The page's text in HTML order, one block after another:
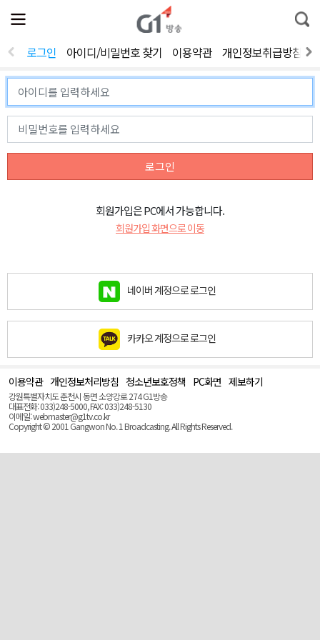
전
체
뉴
열
통
합
색
로그인 아이디/비밀번호 찾기 이용약관 개인정보취급방침
로그인
회원가입은 PC에서 가능합니다.
회원가입 화면으로 이동
네이버 계정으로 로그인
카카오 계정으로 로그인
이용약관 개인정보처리방침 청소년보호정책 PC화면 제보하기
강원특별자치도 춘천시 동면 소양강로 274 G1방송
대표전화: 033)248-5000, FAX: 033)248-5130
이메일: webmaster@g1tv.co.kr
Copyright © 2001 Gangwon No. 1 Broadcasting. All Rights Reserved.